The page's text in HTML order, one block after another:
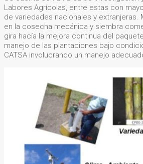
Labores Agrícolas, entre estas con
de variedades nacionales y extranjeras.
en la cosecha mecánica y siembra
gira hacía la mejora continua del
manejo de las plantaciones bajo
CATSA involucrando un manejo